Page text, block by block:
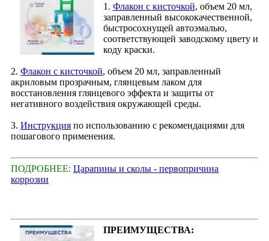
1. Флакон с кисточкой, объем 20 мл,
заправленный высококачественной,
быстросохнущей автоэмалью,
соответствующей заводскому цвету и
коду краски.
2. Флакон с кисточкой, объем 20 мл, заправленный
акриловым прозрачным, глянцевым лаком для
восстановления глянцевого эффекта и защиты от
негативного воздействия окружающей среды.
3. Инструкция по использованию с рекомендациями для
пошагового применения.
ПОДРОБНЕЕ: Царапины и сколы - первопричина
коррозии
ПРЕИМУЩЕСТВА: